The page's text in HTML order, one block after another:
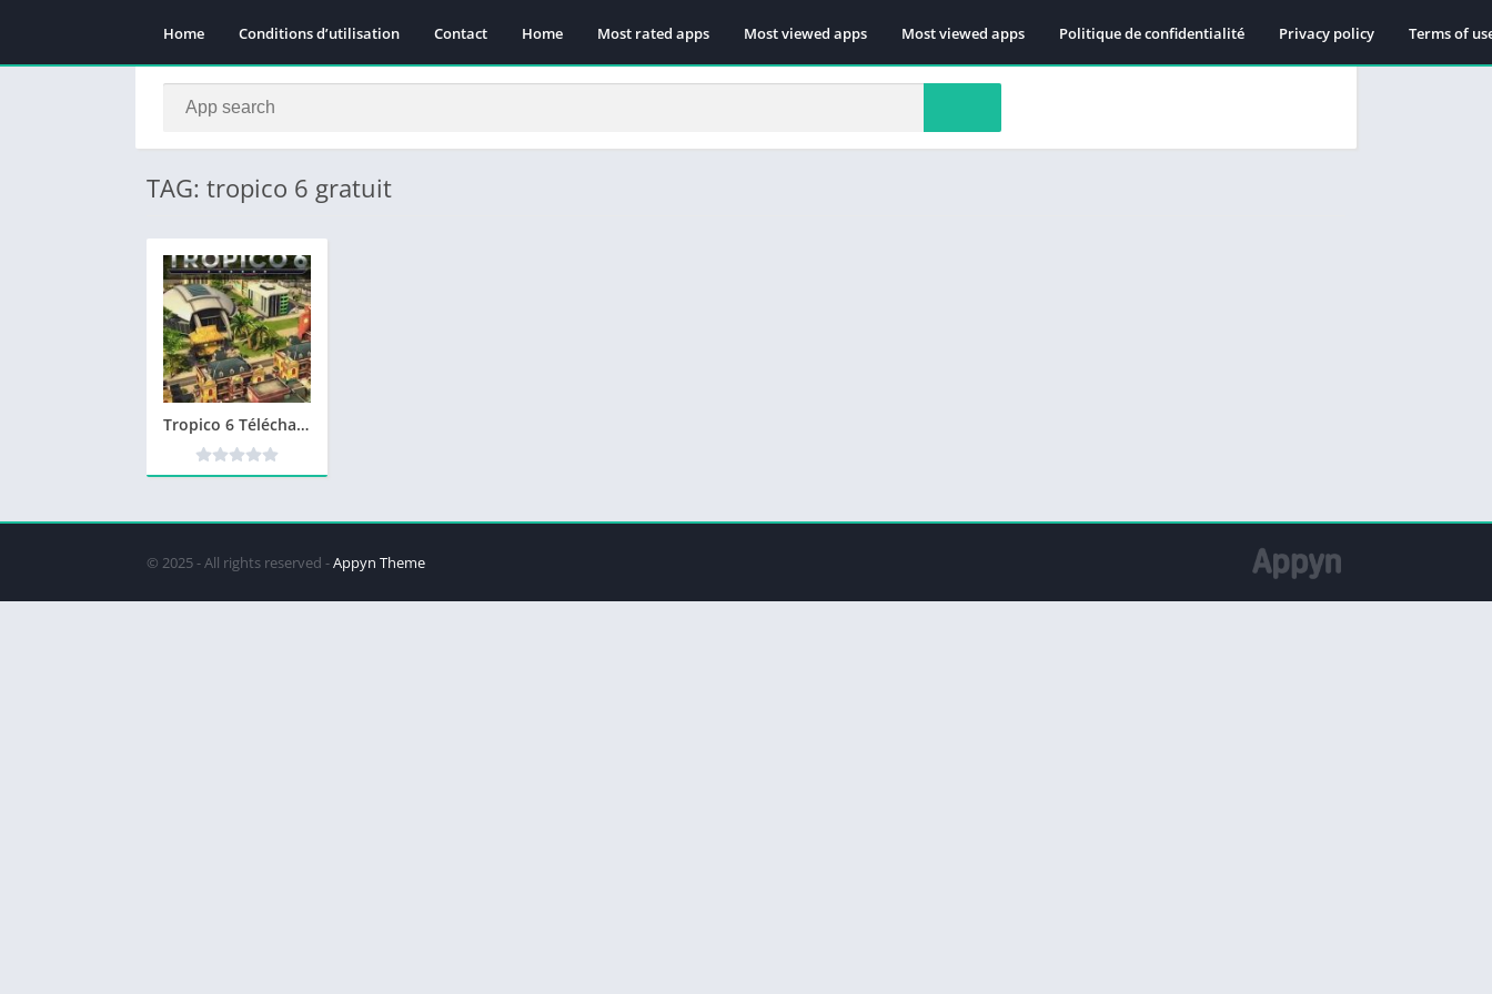
Home Conditions d’utilisation Contact Home Most rated apps Most viewed apps Most viewed apps Politique de confidentialité Privacy policy Terms of
TAG: tropico 6 gratuit
Tropico 6 Télécharger PC – Version complète des jeu
© 2025 - All rights reserved -Appyn Theme